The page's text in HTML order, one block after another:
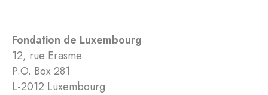
Fondation de Luxembourg
12, rue Erasme
P.O. Box 281
L-2012 Luxembourg